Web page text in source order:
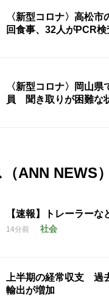
〈新型コロナ〉高松
回食事、32人がPCR検
〈新型コロナ〉岡山
員 聞き取りが困難な
ANN NEWS）
【速報】トレーラー
14分前 社会
上半期の経常収支
輸出が増加